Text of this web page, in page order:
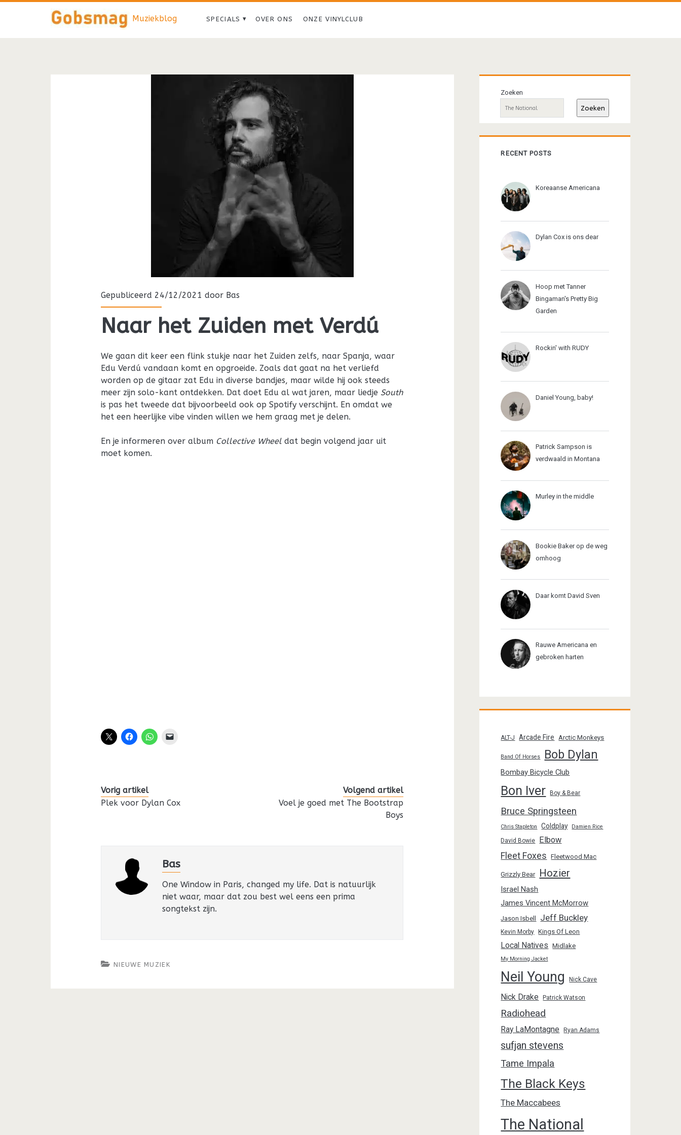
Muziekblog SPECIALS OVER ONS ONZE VINYLCLUB
Gepubliceerd 24/12/2021 door Bas
Naar het Zuiden met Verdú
We gaan dit keer een flink stukje naar het Zuiden zelfs, naar Spanja, waar
Edu Verdú vandaan komt en opgroeide. Zoals dat gaat na het verliefd
worden op de gitaar zat Edu in diverse bandjes, maar wilde hij ook steeds
meer zijn solo-kant ontdekken. Dat doet Edu al wat jaren, maar liedje South
is pas het tweede dat bijvoorbeeld ook op Spotify verschijnt. En omdat we
het een heerlijke vibe vinden willen we hem graag met je delen.
En je informeren over album Collective Wheel dat begin volgend jaar uit
moet komen.
Vorig artikel
Plek voor Dylan Cox
Volgend artikel
Voel je goed met The Bootstrap
Boys
Bas
One Window in Paris, changed my life. Dat is natuurlijk
niet waar, maar dat zou best wel eens een prima
songtekst zijn.
NIEUWE MUZIEK
Primaire
sidebar
Zoeken
Zoeken
RECENT POSTS
Koreaanse Americana
Dylan Cox is ons dear
Hoop met Tanner
Bingaman's Pretty Big
Garden
Rockin' with RUDY
Daniel Young, baby!
Patrick Sampson is
verdwaald in Montana
Murley in the middle
Bookie Baker op de weg
omhoog
Daar komt David Sven
Rauwe Americana en
gebroken harten
ALT-J Arcade Fire Arctic Monkeys
Band Of Horses Bob Dylan
Bombay Bicycle Club
Bon Iver Boy & Bear
Bruce Springsteen
Chris Stapleton Coldplay Damien Rice
David Bowie Elbow
Fleet Foxes Fleetwood Mac
Grizzly Bear Hozier
Israel Nash
James Vincent McMorrow
Jason Isbell Jeff Buckley
Kevin Morby Kings Of Leon
Local Natives Midlake
My Morning Jacket
Neil Young Nick Cave
Nick Drake Patrick Watson
Radiohead
Ray LaMontagne Ryan Adams
sufjan stevens
Tame Impala
The Black Keys
The Maccabees
The National